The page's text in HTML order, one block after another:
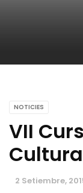
NOTICIES
VII
2 Setiembre,